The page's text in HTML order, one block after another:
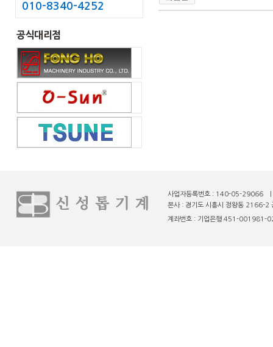
010-8340-4252
공식대리점
사업자등록번호 : 140-05-29066
본사 : 경기도 시흥시 정왕동
계좌번호 : 기업은행 451-